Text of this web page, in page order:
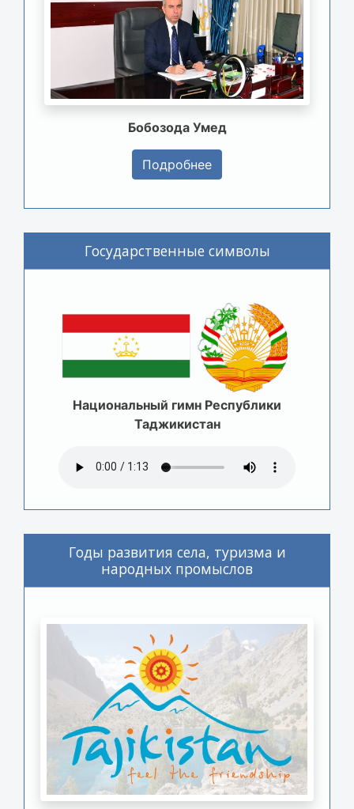
Бобозода Умед
Подробнее
Государственные символы
Национальный гимн Республики
Таджикистан
Годы развития села, туризма и
народных промыслов